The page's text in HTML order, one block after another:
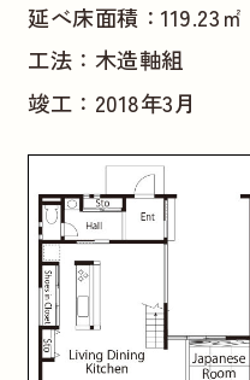
延べ床面積：119.23㎡
工法：木造軸組
竣工：2018年3月